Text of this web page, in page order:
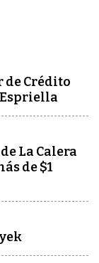
de Crédito
La Calera
de $1